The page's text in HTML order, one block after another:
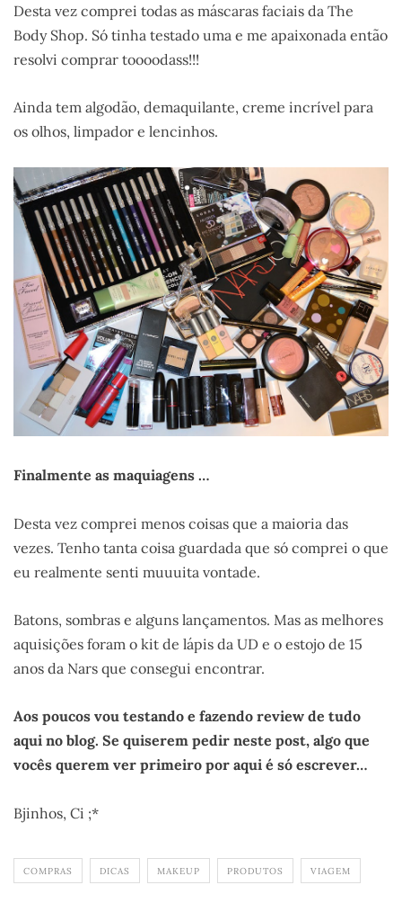
Desta vez comprei todas as máscaras faciais da The
Body Shop. Só tinha testado uma e me apaixonada então
resolvi comprar toooodass!!!
Ainda tem algodão, demaquilante, creme incrível para
os olhos, limpador e lencinhos.
Finalmente as maquiagens …
Desta vez comprei menos coisas que a maioria das
vezes. Tenho tanta coisa guardada que só comprei o que
eu realmente senti muuuita vontade.
Batons, sombras e alguns lançamentos. Mas as melhores
aquisições foram o kit de lápis da UD e o estojo de 15
anos da Nars que consegui encontrar.
Aos poucos vou testando e fazendo review de tudo
aqui no blog. Se quiserem pedir neste post, algo que
vocês querem ver primeiro por aqui é só escrever…
Bjinhos, Ci ;*
COMPRAS DICAS MAKEUP PRODUTOS VIAGEM